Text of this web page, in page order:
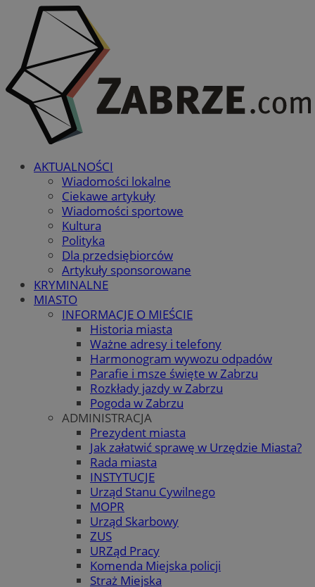
AKTUALNOŚCI
Wiadomości lokalne
Ciekawe artykuły
Wiadomości sportowe
Kultura
Polityka
Dla przedsiębiorców
Artykuły sponsorowane
KRYMINALNE
MIASTO
INFORMACJE O MIEŚCIE
Historia miasta
Ważne adresy i telefony
Harmonogram wywozu odpadów
Parafie i msze święte w Zabrzu
Rozkłady jazdy w Zabrzu
Pogoda w Zabrzu
ADMINISTRACJA
Prezydent miasta
Jak załatwić sprawę w Urzędzie Miasta?
Rada miasta
INSTYTUCJE
Urząd Stanu Cywilnego
MOPR
Urząd Skarbowy
ZUS
URZąd Pracy
Komenda Miejska policji
Straż Miejska